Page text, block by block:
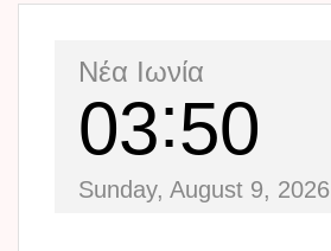
Νέα Ιωνία
03 50
Sunday, August 9, 2026